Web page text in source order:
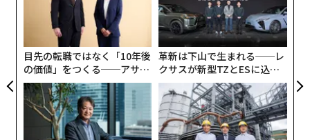
中核となるのは、2016年に立ち上げたウーバー・エレベ
ート事業部。目標は2023年に空の移動サービス「ウーバ
ー・エアー」を実現することだ。ここでは、ライドシェ
アリングで構築した”人の移動のためのプラットフォー
ム”を空に応用し、さらに陸と結びつける。CEOのDara K
hosrowshahiは、「ウーバーはトランスポーテーション
カンパニー」と述べる。ウーバーはこれにより、都市の
交通渋滞という重要な問題を解決すると続ける。
目先の転職ではなく「10年後
の価値」をつくる──アサイ
ンの長期伴走型支援とは
革新は下山で生まれる──レ
クサスが新型TZとESに込め
た「DISCOVER」の哲学